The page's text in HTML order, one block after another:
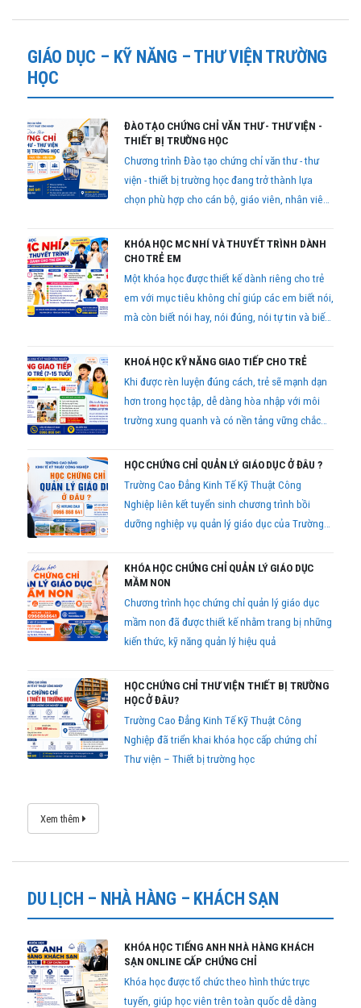
GIÁO DỤC – KỸ NĂNG – THƯ VIỆN TRƯỜNG
HỌC
ĐÀO TẠO CHỨNG CHỈ VĂN THƯ - THƯ VIỆN -
THIẾT BỊ TRƯỜNG HỌC
Chương trình Đào tạo chứng chỉ văn thư - thư
viện - thiết bị trường học đang trở thành lựa
chọn phù hợp cho cán bộ, giáo viên, nhân viên
bổ sung kiến thức chuyên môn để phục vụ công
việc.
KHÓA HỌC MC NHÍ VÀ THUYẾT TRÌNH DÀNH
CHO TRẺ EM
Một khóa học được thiết kế dành riêng cho trẻ
em với mục tiêu không chỉ giúp các em biết nói,
mà còn biết nói hay, nói đúng, nói tự tin và biết
KHOÁ HỌC KỸ NĂNG GIAO TIẾP CHO TRẺ
Khi được rèn luyện đúng cách, trẻ sẽ mạnh dạn
hơn trong học tập, dễ dàng hòa nhập với môi
trường xung quanh và có nền tảng vững chắc
HỌC CHỨNG CHỈ QUẢN LÝ GIÁO DỤC Ở ĐÂU ?
Trường Cao Đẳng Kinh Tế Kỹ Thuật Công
Nghiệp liên kết tuyển sinh chương trình bồi
dưỡng nghiệp vụ quản lý giáo dục của Trường
Minh với hình thức học linh hoạt, phù hợp cho
người đang công tác trong ngành giáo dục trên
toàn quốc.
KHÓA HỌC CHỨNG CHỈ QUẢN LÝ GIÁO DỤC
MẦM NON
Chương trình học chứng chỉ quản lý giáo dục
mầm non đã được thiết kế nhằm trang bị những
kiến thức, kỹ năng quản lý hiệu quả
HỌC CHỨNG CHỈ THƯ VIỆN THIẾT BỊ TRƯỜNG
HỌC Ở ĐÂU?
Trường Cao Đẳng Kinh Tế Kỹ Thuật Công
Nghiệp đã triển khai khóa học cấp chứng chỉ
Thư viện – Thiết bị trường học
Xem thêm
DU LỊCH – NHÀ HÀNG – KHÁCH SẠN
KHÓA HỌC TIẾNG ANH NHÀ HÀNG KHÁCH
SẠN ONLINE CẤP CHỨNG CHỈ
Khóa học được tổ chức theo hình thức trực
tuyến, giúp học viên trên toàn quốc dễ dàng